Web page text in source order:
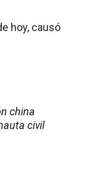
hoy, causó
china
civil